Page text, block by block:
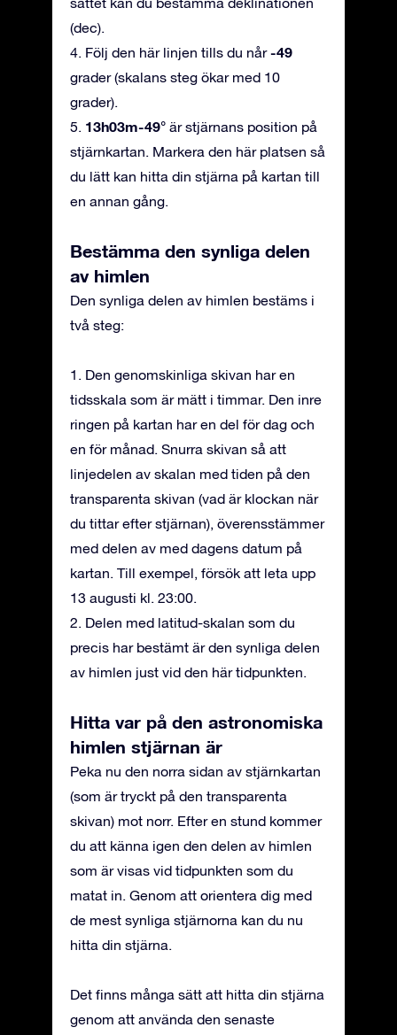
(dec).
4. Följ den här linjen tills du når-49
grader (skalans steg ökar med 10
grader).
5. 13h03m-49° är stjärnans position på
stjärnkartan. Markera den här platsen så
du lätt kan hitta din stjärna på kartan till
en annan gång.
Bestämma den synliga delen
av himlen
Den synliga delen av himlen bestäms i
två steg:
1. Den genomskinliga skivan har en
tidsskala som är mätt i timmar. Den inre
ringen på kartan har en del för dag och
en för månad. Snurra skivan så att
linjedelen av skalan med tiden på den
transparenta skivan (vad är klockan när
du tittar efter stjärnan), överensstämmer
med delen av med dagens datum på
kartan. Till exempel, försök att leta upp
13 augusti kl. 23:00.
2. Delen med latitud-skalan som du
precis har bestämt är den synliga delen
av himlen just vid den här tidpunkten.
Hitta var på den astronomiska
himlen stjärnan är
Peka nu den norra sidan av stjärnkartan
(som är tryckt på den transparenta
skivan) mot norr. Efter en stund kommer
du att känna igen den delen av himlen
som är visas vid tidpunkten som du
matat in. Genom att orientera dig med
de mest synliga stjärnorna kan du nu
hitta din stjärna.
Det finns många sätt att hitta din stjärna
genom att använda den senaste